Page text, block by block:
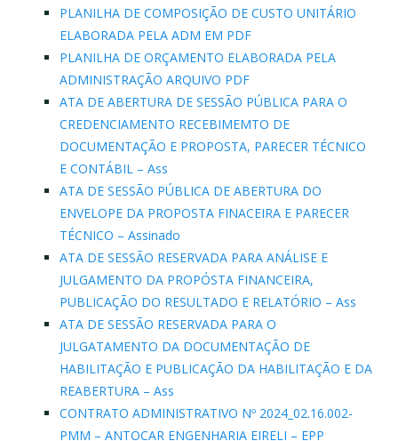
PLANILHA DE COMPOSIÇÃO DE CUSTO UNITÁRIO
ELABORADA PELA ADM EM PDF
PLANILHA DE ORÇAMENTO ELABORADA PELA
ADMINISTRAÇÃO ARQUIVO PDF
ATA DE ABERTURA DE SESSÃO PÚBLICA PARA O
CREDENCIAMENTO RECEBIMEMTO DE
DOCUMENTAÇÃO E PROPOSTA, PARECER TÉCNICO
E CONTÁBIL – Ass
ATA DE SESSÃO PÚBLICA DE ABERTURA DO
ENVELOPE DA PROPOSTA FINACEIRA E PARECER
TÉCNICO – Assinado
ATA DE SESSÃO RESERVADA PARA ANÁLISE E
JULGAMENTO DA PROPÓSTA FINANCEIRA,
PUBLICAÇÃO DO RESULTADO E RELATÓRIO – Ass
ATA DE SESSÃO RESERVADA PARA O
JULGATAMENTO DA DOCUMENTAÇÃO DE
HABILITAÇÃO E PUBLICAÇÃO DA HABILITAÇÃO E DA
REABERTURA – Ass
CONTRATO ADMINISTRATIVO Nº 2024_02.16.002-
PMM – ANTOCAR ENGENHARIA EIRELI – EPP